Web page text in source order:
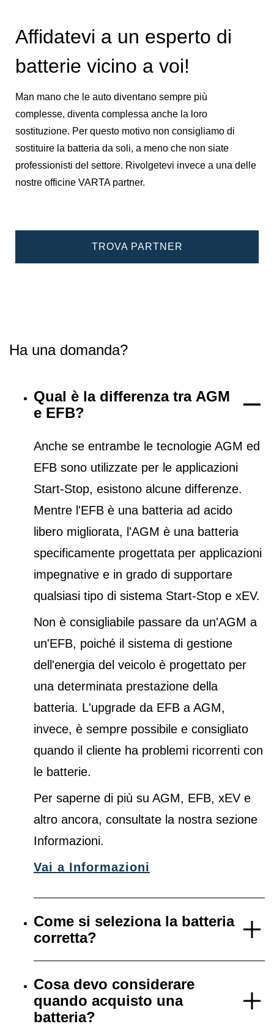
Affidatevi a un esperto di
batterie vicino a voi!
Man mano che le auto diventano sempre più
complesse, diventa complessa anche la loro
sostituzione. Per questo motivo non consigliamo di
sostituire la batteria da soli, a meno che non siate
professionisti del settore. Rivolgetevi invece a una delle
nostre officine VARTA partner.
TROVA PARTNER
Ha una domanda?
Qual è la differenza tra AGM
e EFB?
Anche se entrambe le tecnologie AGM ed
EFB sono utilizzate per le applicazioni
Start-Stop, esistono alcune differenze.
Mentre l'EFB è una batteria ad acido
libero migliorata, l'AGM è una batteria
specificamente progettata per applicazioni
impegnative e in grado di supportare
qualsiasi tipo di sistema Start-Stop e xEV.
Non è consigliabile passare da un'AGM a
un'EFB, poiché il sistema di gestione
dell'energia del veicolo è progettato per
una determinata prestazione della
batteria. L'upgrade da EFB a AGM,
invece, è sempre possibile e consigliato
quando il cliente ha problemi ricorrenti con
le batterie.
Per saperne di più su AGM, EFB, xEV e
altro ancora, consultate la nostra sezione
Informazioni.
Vai a Informazioni
Come si seleziona la batteria
corretta?
Cosa devo considerare
quando acquisto una
batteria?